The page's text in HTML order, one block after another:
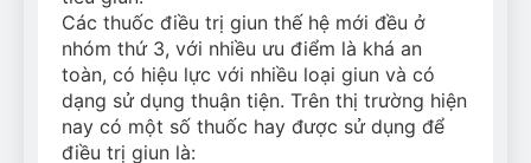
Các thuốc điều trị giun thế hệ mới đều ở
nhóm thứ 3, với nhiều ưu điểm là khá an
toàn, có hiệu lực với nhiều loại giun và có
dạng sử dụng thuận tiện. Trên thị trường hiện
nay có một số thuốc hay được sử dụng để
điều trị giun là: